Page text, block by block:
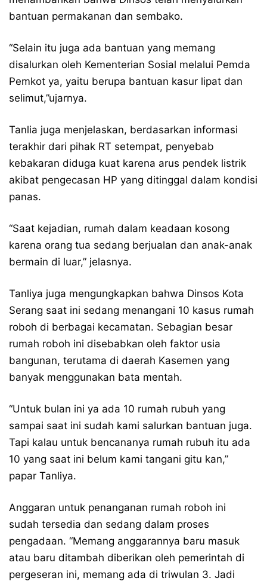
bantuan permakanan dan sembako.
“Selain itu juga ada bantuan yang memang
disalurkan oleh Kementerian Sosial melalui Pemda
Pemkot ya, yaitu berupa bantuan kasur lipat dan
selimut,”ujarnya.
Tanlia juga menjelaskan, berdasarkan informasi
terakhir dari pihak RT setempat, penyebab
kebakaran diduga kuat karena arus pendek listrik
akibat pengecasan HP yang ditinggal dalam kondisi
panas.
“Saat kejadian, rumah dalam keadaan kosong
karena orang tua sedang berjualan dan anak-anak
bermain di luar,” jelasnya.
Tanliya juga mengungkapkan bahwa Dinsos Kota
Serang saat ini sedang menangani 10 kasus rumah
roboh di berbagai kecamatan. Sebagian besar
rumah roboh ini disebabkan oleh faktor usia
bangunan, terutama di daerah Kasemen yang
banyak menggunakan bata mentah.
“Untuk bulan ini ya ada 10 rumah rubuh yang
sampai saat ini sudah kami salurkan bantuan juga.
Tapi kalau untuk bencananya rumah rubuh itu ada
10 yang saat ini belum kami tangani gitu kan,”
papar Tanliya.
Anggaran untuk penanganan rumah roboh ini
sudah tersedia dan sedang dalam proses
pengadaan. “Memang anggarannya baru masuk
atau baru ditambah diberikan oleh pemerintah di
pergeseran ini, memang ada di triwulan 3. Jadi